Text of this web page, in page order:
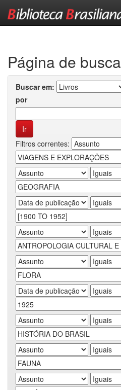
Página de busca
Buscar em:
por
Filtros correntes: